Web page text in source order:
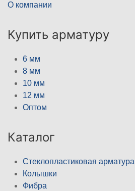
О компании
Купить арматуру
6 мм
8 мм
10 мм
12 мм
Оптом
Каталог
Стеклопластиковая арматура
Колышки
Фибра